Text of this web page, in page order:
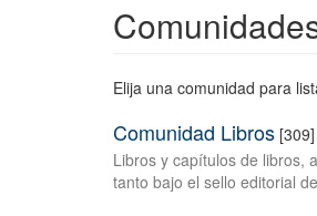
Elija una comunidad para
Comunidad Libros [309]
Libros y capítulos de libros,
tanto bajo el sello editorial